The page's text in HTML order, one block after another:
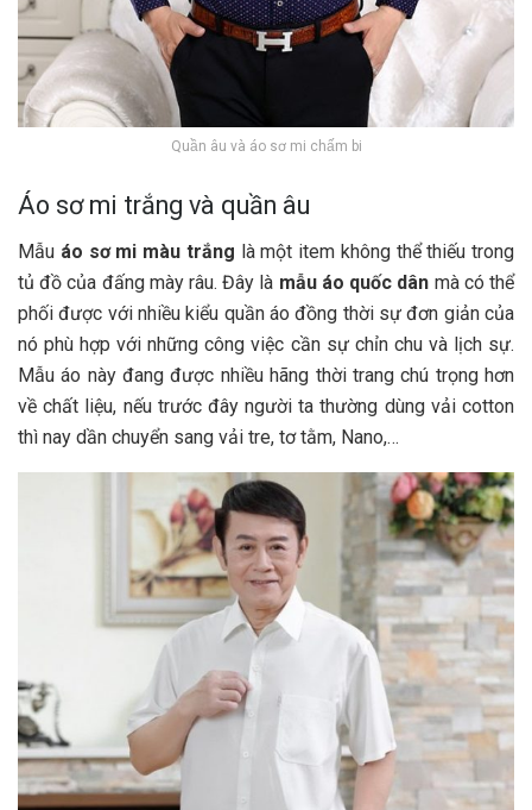
Quần âu và áo sơ mi chấm bi
Áo sơ mi trắng và quần âu
Mẫu áo sơ mi màu trắng là một item không thể thiếu trong
tủ đồ của đấng mày râu. Đây là mẫu áo quốc dân mà có thể
phối được với nhiều kiểu quần áo đồng thời sự đơn giản của
nó phù hợp với những công việc cần sự chỉn chu và lịch sự.
Mẫu áo này đang được nhiều hãng thời trang chú trọng hơn
về chất liệu, nếu trước đây người ta thường dùng vải cotton
thì nay dần chuyển sang vải tre, tơ tằm, Nano,…